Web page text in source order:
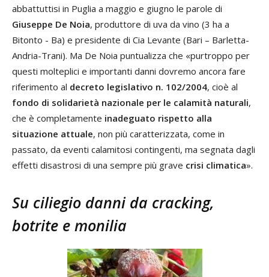
abbattuttisi in Puglia a maggio e giugno le parole di
Giuseppe De Noia, produttore di uva da vino (3 ha a
Bitonto - Ba) e presidente di Cia Levante (Bari – Barletta-
Andria-Trani). Ma De Noia puntualizza che «purtroppo per
questi molteplici e importanti danni dovremo ancora fare
riferimento al decreto legislativo n. 102/2004, cioè al
fondo di solidarietà nazionale per le calamità naturali,
che è completamente inadeguato rispetto alla
situazione attuale, non più caratterizzata, come in
passato, da eventi calamitosi contingenti, ma segnata dagli
effetti disastrosi di una sempre più grave crisi climatica».
Su ciliegio danni da cracking,
botrite e monilia